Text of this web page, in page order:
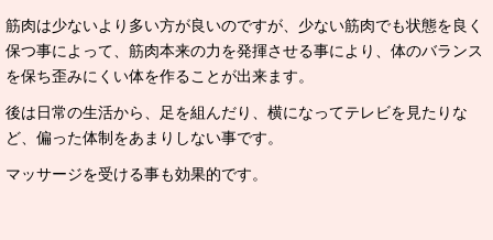
筋肉は少ないより多い方が良いのですが、少ない筋肉でも状態を良く
保つ事によって、筋肉本来の力を発揮させる事により、体のバランス
を保ち歪みにくい体を作ることが出来ます。
後は日常の生活から、足を組んだり、横になってテレビを見たりな
ど、偏った体制をあまりしない事です。
マッサージを受ける事も効果的です。